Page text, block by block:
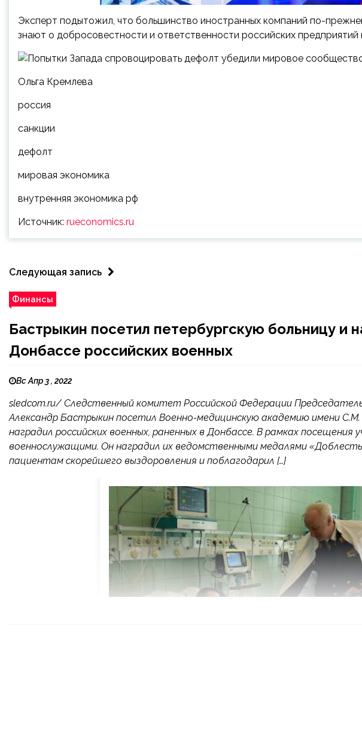
Эксперт подытожил, что большинство иностранных компаний по-
знают о добросовестности и ответственности российских предприятий
Ольга Кремлева
россия
санкции
дефолт
мировая экономика
внутренняя экономика рф
Источник: rueconomics.ru
Следующая запись
Финансы
Бастрыкин посетил петербургскую больницу и
Донбассе российских военных
Вс Апр 3 , 2022
sledcom.ru/ Следственный комитет Российской Федерации
Александр Бастрыкин посетил Военно-медицинскую академию имени
наградил российских военных, раненных в Донбассе. В рамках
военнослужащими. Он наградил их ведомственными медалями
пациентам скорейшего выздоровления и поблагодарил […]